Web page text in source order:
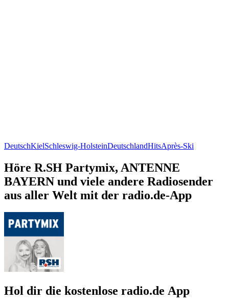
DeutschKielSchleswig-HolsteinDeutschlandHitsAprès-Ski
Höre R.SH Partymix, ANTENNE
BAYERN und viele andere Radiosender
aus aller Welt mit der radio.de-App
Hol dir die kostenlose radio.de App